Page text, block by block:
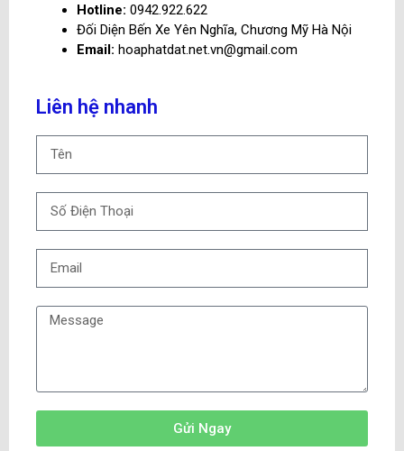
Hotline: 0942.922.622
Đối Diện Bến Xe Yên Nghĩa, Chương Mỹ Hà Nội
Email: hoaphatdat.net.vn@gmail.com
Liên hệ nhanh
Gửi Ngay